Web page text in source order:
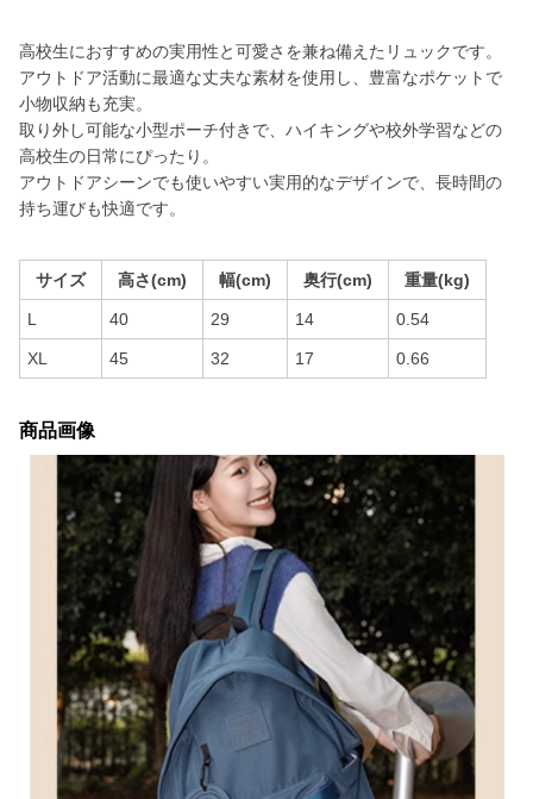
高校生におすすめの実用性と可愛さを兼ね備えたリュックです。
アウトドア活動に最適な丈夫な素材を使用し、豊富なポケットで
小物収納も充実。
取り外し可能な小型ポーチ付きで、ハイキングや校外学習などの
高校生の日常にぴったり。
アウトドアシーンでも使いやすい実用的なデザインで、長時間の
持ち運びも快適です。
サイズ 高さ(cm) 幅(cm) 奥行(cm) 重量(kg)
L 40 29 14 0.54
XL 45 32 17 0.66
商品画像